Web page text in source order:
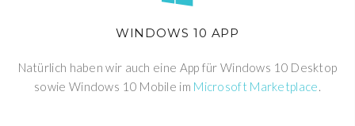
WINDOWS 10 APP
Natürlich haben wir auch eine App für Windows 10 Desktop
sowie Windows 10 Mobile im Microsoft Marketplace.